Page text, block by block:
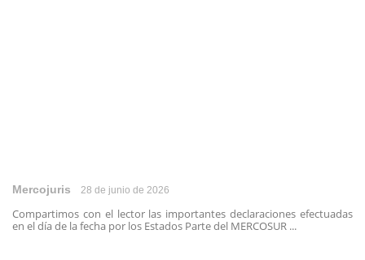
Mercojuris 28 de junio de 2026
Compartimos con el lector las importantes declaraciones efectuadas
en el día de la fecha por los Estados Parte del MERCOSUR ...